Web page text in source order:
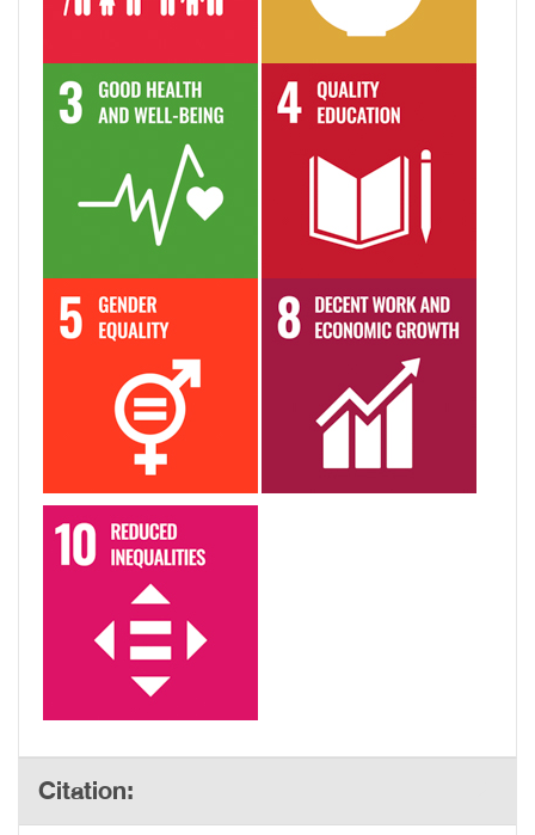
Citation: